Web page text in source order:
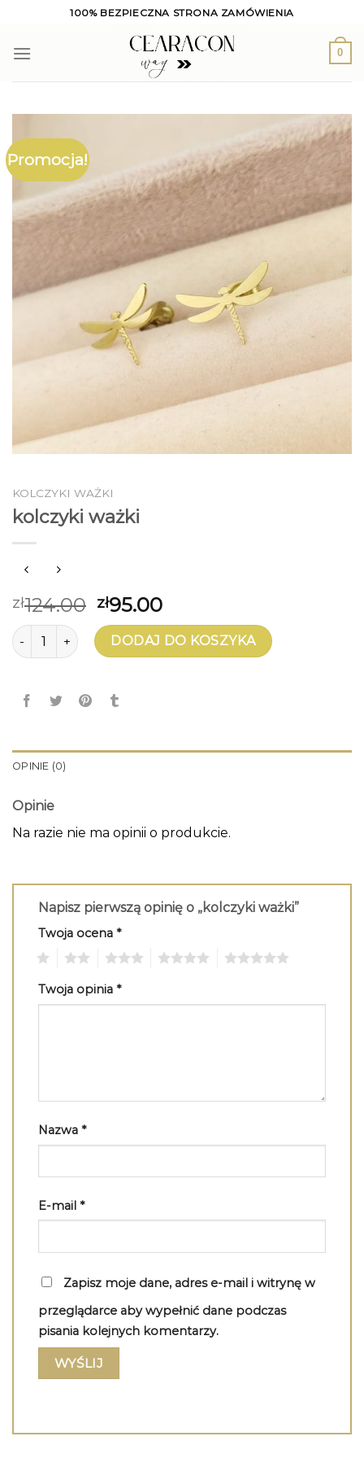
content
100% BEZPIECZNA STRONA ZAMÓWIENIA
0
Promocja!
KOLCZYKI WAŻKI
kolczyki ważki
zł124.00 zł95.00
ilość kolczyki ważkiDODAJ DO KOSZYKA
OPINIE (0)
Opinie
Na razie nie ma opinii o produkcie.
Napisz pierwszą opinię o „kolczyki ważki”
Twoja ocena *
Twoja opinia *
Nazwa *
E-mail *
Zapisz moje dane, adres e-mail i witrynę w
przeglądarce aby wypełnić dane podczas
pisania kolejnych komentarzy.